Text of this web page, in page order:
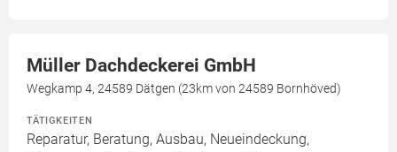
Müller Dachdeckerei GmbH
Wegkamp 4, 24589 Dätgen (23km von 24589 Bornhöved)
TÄTIGKEITEN
Reparatur, Beratung, Ausbau, Neueindeckung,